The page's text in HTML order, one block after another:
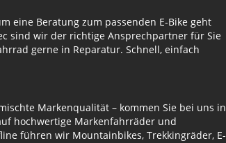
eine Beratung zum passenden E-Bike geht
sind wir der richtige Ansprechpartner für Sie
gerne in Reparatur. Schnell, einfach
Markenqualität – kommen Sie bei uns in
hochwertige Markenfahrräder und
führen wir Mountainbikes, Trekkingräder, E-